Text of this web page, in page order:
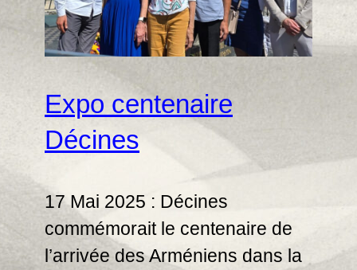
Expo centenaire
Décines
17 Mai 2025 : Décines
commémorait le centenaire de
l’arrivée des Arméniens dans la